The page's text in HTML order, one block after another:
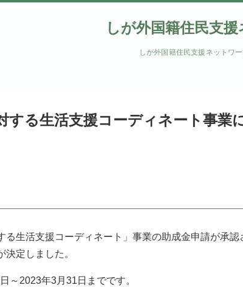
しが外国籍住民支
しが外国籍住民支援ネットワ
する生活支援コーディネート事業
る生活支援コーディネート」事業の助成金申請が承
決定しました。
～2023年3月31日までです。